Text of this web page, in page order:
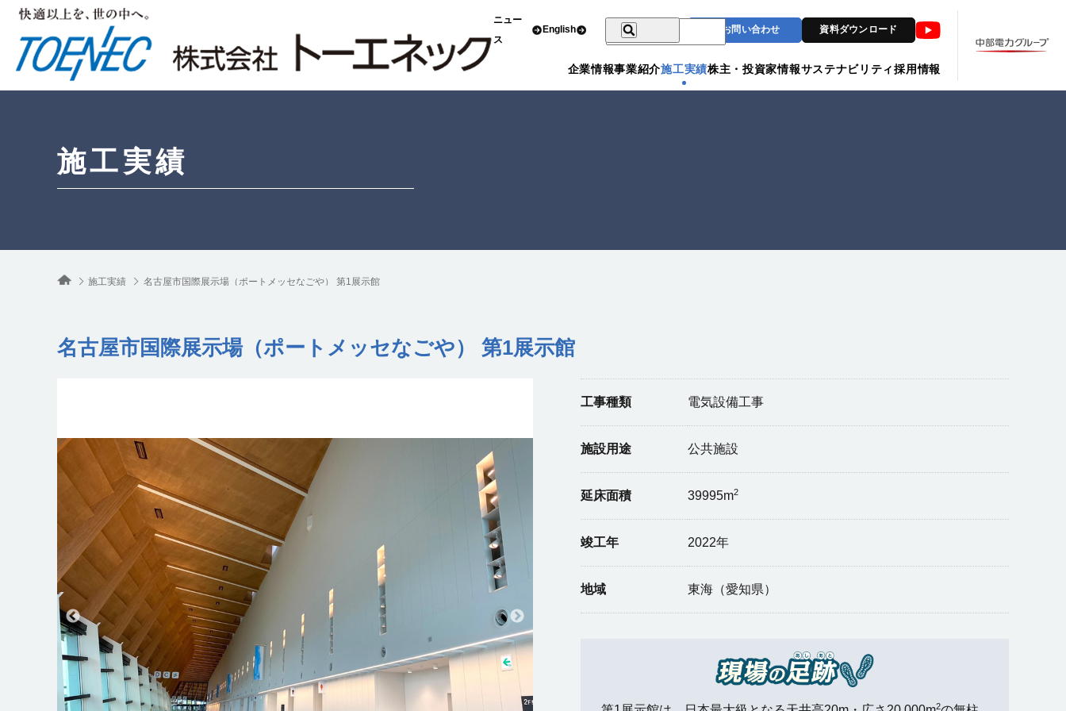
ニュー
ス
English お問い合わせ 資料ダウンロード
企業情報事業紹介施工実績株主・投資家情報サステナビリティ採用情報
施工実績
施工実績 名古屋市国際展示場（ポートメッセなごや） 第1展示館
名古屋市国際展示場（ポートメッセなごや） 第1展示館
工事種類 電気設備工事
施設用途 公共施設
延床面積 39995m2
竣工年 2022年
地域 東海（愛知県）
2